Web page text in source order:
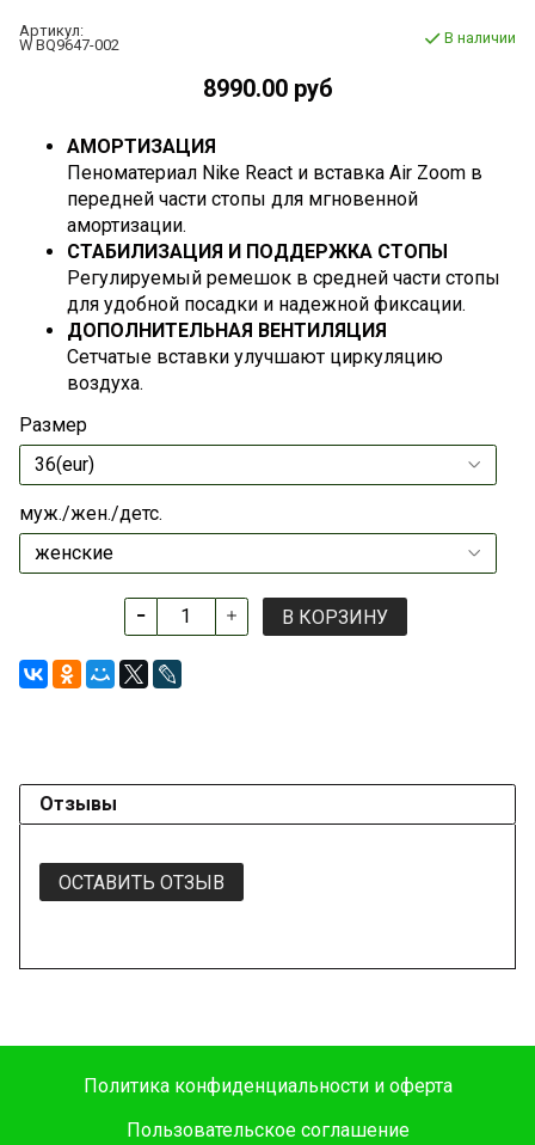
Артикул:
W BQ9647-002
В наличии
8990.00 руб
АМОРТИЗАЦИЯ
Пеноматериал Nike React и вставка Air Zoom в
передней части стопы для мгновенной
амортизации.
СТАБИЛИЗАЦИЯ И ПОДДЕРЖКА СТОПЫ
Регулируемый ремешок в средней части стопы
для удобной посадки и надежной фиксации.
ДОПОЛНИТЕЛЬНАЯ ВЕНТИЛЯЦИЯ
Сетчатые вставки улучшают циркуляцию
воздуха.
Размер
муж./жен./детс.
В КОРЗИНУ
Отзывы
ОСТАВИТЬ ОТЗЫВ
Политика конфиденциальности и оферта
Пользовательское соглашение